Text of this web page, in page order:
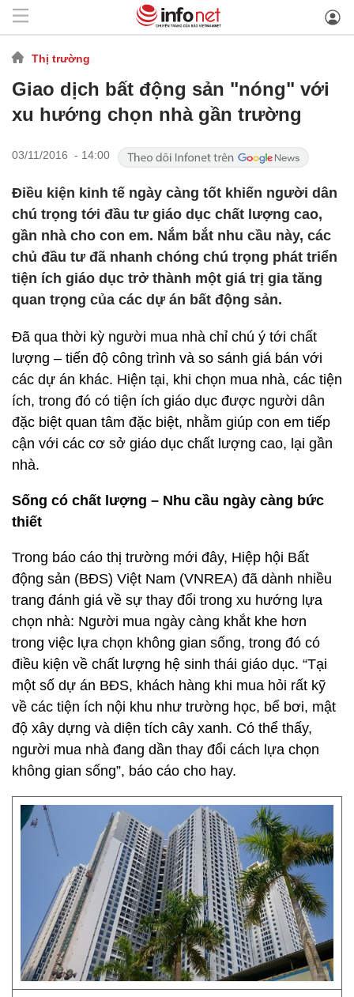
Thị trường
Giao dịch bất động sản "nóng" với
xu hướng chọn nhà gần trường
03/11/2016 - 14:00
Điều kiện kinh tế ngày càng tốt khiến người dân
chú trọng tới đầu tư giáo dục chất lượng cao,
gần nhà cho con em. Nắm bắt nhu cầu này, các
chủ đầu tư đã nhanh chóng chú trọng phát triển
tiện ích giáo dục trở thành một giá trị gia tăng
quan trọng của các dự án bất động sản.
Đã qua thời kỳ người mua nhà chỉ chú ý tới chất
lượng – tiến độ công trình và so sánh giá bán với
các dự án khác. Hiện tại, khi chọn mua nhà, các tiện
ích, trong đó có tiện ích giáo dục được người dân
đặc biệt quan tâm đặc biệt, nhằm giúp con em tiếp
cận với các cơ sở giáo dục chất lượng cao, lại gần
nhà.
Sống có chất lượng – Nhu cầu ngày càng bức
thiết
Trong báo cáo thị trường mới đây, Hiệp hội Bất
động sản (BĐS) Việt Nam (VNREA) đã dành nhiều
trang đánh giá về sự thay đổi trong xu hướng lựa
chọn nhà: Người mua ngày càng khắt khe hơn
trong việc lựa chọn không gian sống, trong đó có
điều kiện về chất lượng hệ sinh thái giáo dục. “Tại
một số dự án BĐS, khách hàng khi mua hỏi rất kỹ
về các tiện ích nội khu như trường học, bể bơi, mật
độ xây dựng và diện tích cây xanh. Có thể thấy,
người mua nhà đang dần thay đổi cách lựa chọn
không gian sống”, báo cáo cho hay.